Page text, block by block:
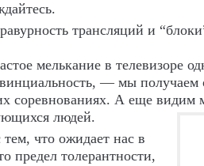
трансляций и
мелькание в телевизоре
— мы
соревнованиях. А еще видим
людей.
что ожидает нас в
предел толерантности,